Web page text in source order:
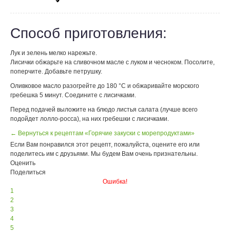
Способ приготовления:
Лук и зелень мелко нарежьте.
Лисички обжарьте на сливочном масле с луком и чесноком. Посолите,
поперчите. Добавьте петрушку.
Оливковое масло разогрейте до 180 °С и обжаривайте морского
гребешка 5 минут. Соедините с лисичками.
Перед подачей выложите на блюдо листья салата (лучше всего
подойдет лолло-росса), на них гребешки с лисичками.
← Вернуться к рецептам «Горячие закуски с морепродуктами»
Если Вам понравился этот рецепт, пожалуйста, оцените его или
поделитесь им с друзьями. Мы будем Вам очень признательны.
Оценить
Поделиться
Ошибка!
1
2
3
4
5